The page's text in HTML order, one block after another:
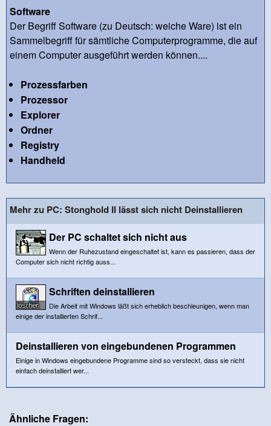
Software
Der Begriff Software (zu Deutsch: weiche Ware) ist ein
Sammelbegriff für sämtliche Computerprogramme, die auf
einem Computer ausgeführt werden können....
Prozessfarben
Prozessor
Explorer
Ordner
Registry
Handheld
Mehr zu PC: Stonghold II lässt sich nicht Deinstallieren
Der PC schaltet sich nicht aus
Wenn der Ruhezustand eingeschaltet ist, kann es passieren, dass der
Computer sich nicht richtig auss...
Schriften deinstallieren
Die Arbeit mit Windows läßt sich erheblich beschleunigen, wenn man
einige der installierten Schrif...
Deinstallieren von eingebundenen Programmen
Einige in Windows eingebundene Programme sind so versteckt, dass sie nicht
einfach deinstalliert wer...
Ähnliche Fragen: